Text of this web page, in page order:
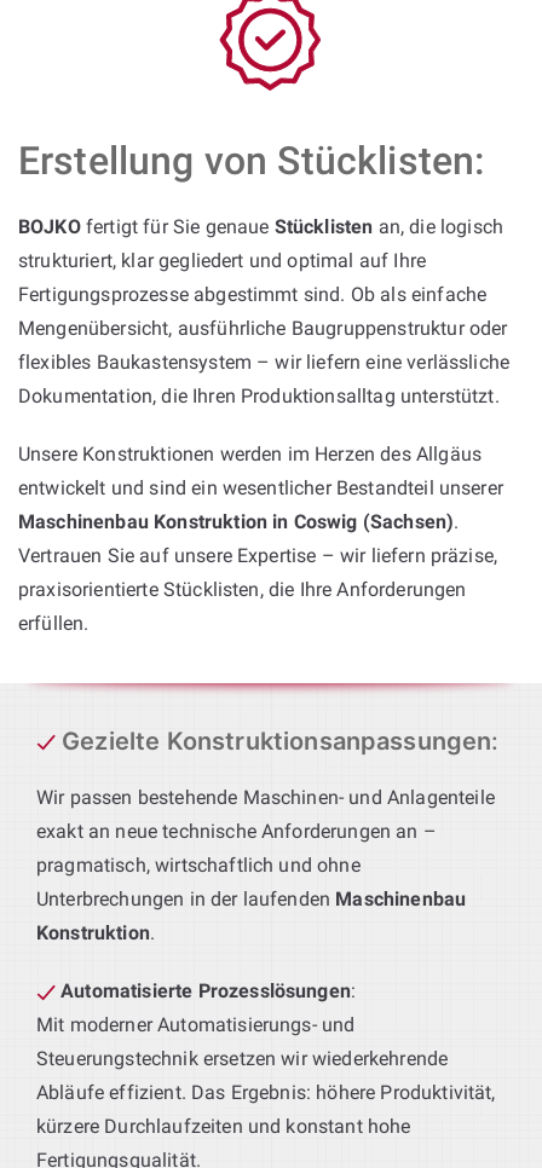
Erstellung von Stücklisten:
BOJKOfertigt für Sie genaue Stücklisten an, die logisch
strukturiert, klar gegliedert und optimal auf Ihre
Fertigungsprozesse abgestimmt sind. Ob als einfache
Mengenübersicht, ausführliche Baugruppenstruktur oder
flexibles Baukastensystem – wir liefern eine verlässliche
Dokumentation, die Ihren Produktionsalltag unterstützt.
Unsere Konstruktionen werden im Herzen des Allgäus
entwickelt und sind ein wesentlicher Bestandteil unserer
Maschinenbau Konstruktion in Coswig (Sachsen).
Vertrauen Sie auf unsere Expertise – wir liefern präzise,
praxisorientierte Stücklisten, die Ihre Anforderungen
erfüllen.
Gezielte Konstruktionsanpassungen:
Wir passen bestehende Maschinen- und Anlagenteile
exakt an neue technische Anforderungen an –
pragmatisch, wirtschaftlich und ohne
Unterbrechungen in der laufenden Maschinenbau
Konstruktion.
Automatisierte Prozesslösungen:
Mit moderner Automatisierungs- und
Steuerungstechnik ersetzen wir wiederkehrende
Abläufe effizient. Das Ergebnis: höhere Produktivität,
kürzere Durchlaufzeiten und konstant hohe
Fertigungsqualität.